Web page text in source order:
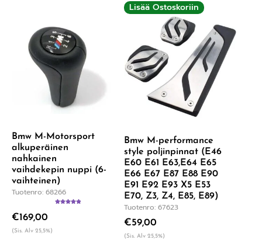
Lisää Ostoskoriin
Bmw M-Motorsport
alkuperäinen
nahkainen
vaihdekepin nuppi (6-
vaihteinen)
Tuotenro: 68266
€169,00
(Sis. Alv 25,5%)
Bmw M-performance
style poljinpinnat (E46
E60 E61 E63,E64 E65
E66 E67 E87 E88 E90
E91 E92 E93 X5 E53
E70, Z3, Z4, E85, E89)
Tuotenro: 67623
€59,00
(Sis. Alv 25,5%)